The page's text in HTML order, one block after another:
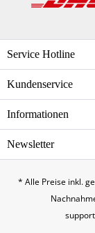
Service Hotline
Kundenservice
Informationen
Newsletter
* Alle Preise inkl.